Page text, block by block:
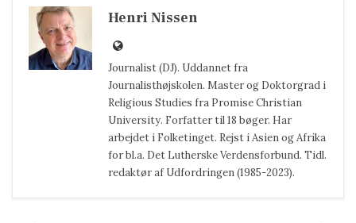
Henri Nissen
Journalist (DJ). Uddannet fra
Journalisthøjskolen. Master og Doktorgrad i
Religious Studies fra Promise Christian
University. Forfatter til 18 bøger. Har
arbejdet i Folketinget. Rejst i Asien og Afrika
for bl.a. Det Lutherske Verdensforbund. Tidl.
redaktør af Udfordringen (1985-2023).